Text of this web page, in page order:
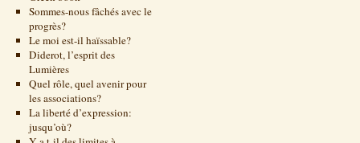
Sommes-nous fâchés avec le
progrès?
Le moi est-il haïssable?
Diderot, l’esprit des
Lumières
Quel rôle, quel avenir pour
les associations?
La liberté d’expression:
jusqu’où?